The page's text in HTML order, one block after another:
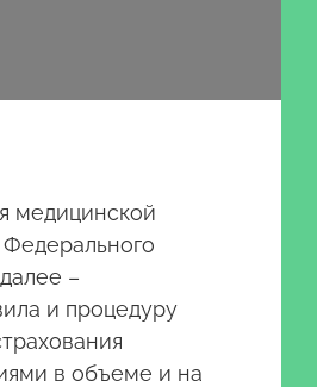
медицинской
–
и процедуру
в объеме и на